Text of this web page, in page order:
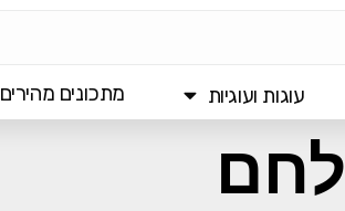
עוגות ועוגיות מתכונים מהירים
לחם